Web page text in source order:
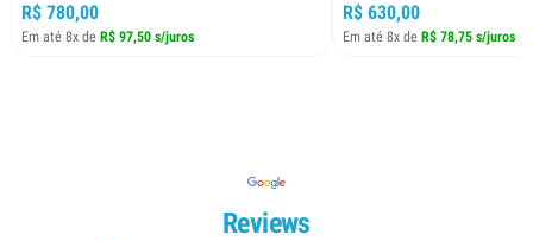
R$ 780,00
Em até 8x de R$ 97,50 s/juros
R$ 630,00
Em até 8x de R$ 78,75 s/juros
Reviews